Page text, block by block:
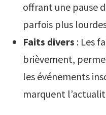
offrant une pause
parfois plus
Faits divers : Les
brièvement,
les événements
marquent